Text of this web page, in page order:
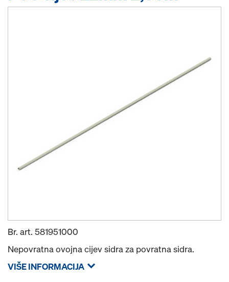
Br. art. 581951000
Nepovratna ovojna cijev sidra za povratna sidra.
VIŠE INFORMACIJA